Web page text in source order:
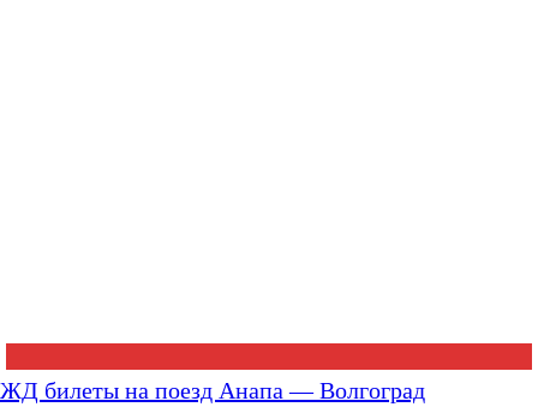
ЖД билеты на поезд Анапа — Волгоград